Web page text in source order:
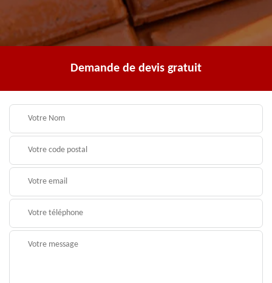
Demande de devis gratuit